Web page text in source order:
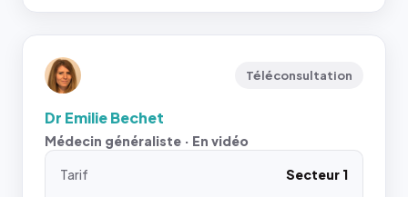
Téléconsultation
Dr Emilie Bechet
Médecin généraliste · En vidéo
Tarif
Secteur 1